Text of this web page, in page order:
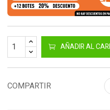
AÑADIR AL
COMPARTIR